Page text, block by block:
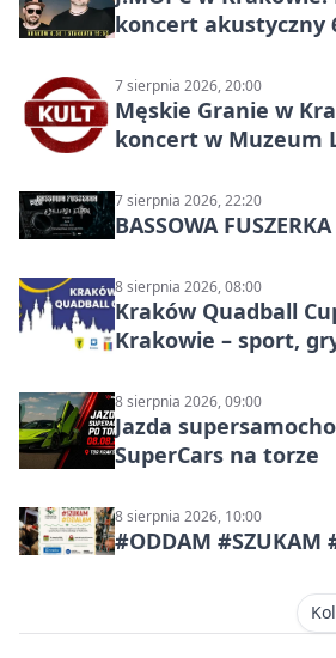
koncert akustyczny
7 sierpnia 2026, 20:00
Męskie Granie w
koncert w Muzeum
7 sierpnia 2026, 22:20
BASSOWA
8 sierpnia 2026, 08:00
Kraków Quadball
Krakowie – sport,
8 sierpnia 2026, 09:00
Jazda
SuperCars na torze
8 sierpnia 2026, 10:00
#ODDAM #SZUKAM